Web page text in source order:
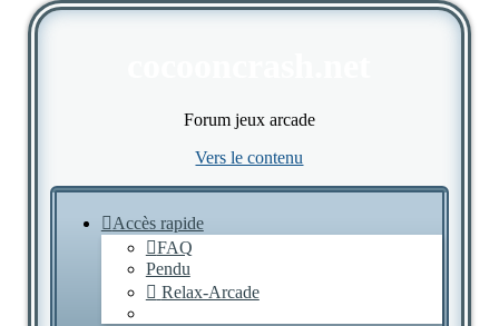
Forum jeux arcade
Vers le contenu
Accès rapide
FAQ
Pendu
Relax-Arcade